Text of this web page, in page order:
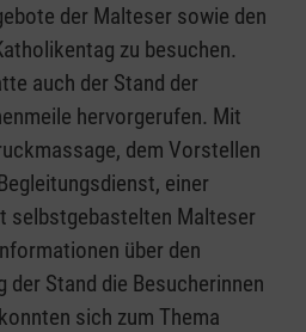
der Malteser sowie den
zu besuchen.
auch der Stand der
hervorgerufen. Mit
dem Vorstellen
einer
selbstgebastelten Malteser
über den
Stand die Besucherinnen
sich zum Thema